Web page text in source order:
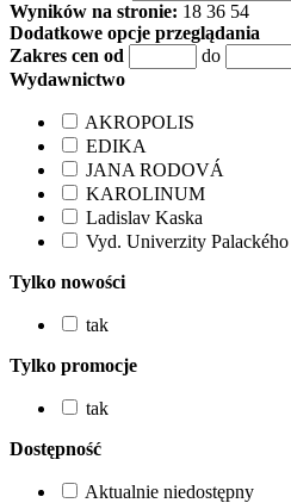
Wyników na stronie: 18 36 54
Dodatkowe opcje przeglądania
Zakres cen od
do
Wydawnictwo
AKROPOLIS
EDIKA
JANA RODOVÁ
KAROLINUM
Ladislav Kaska
Vyd. Univerzity Palackého
Tylko nowości
tak
Tylko promocje
tak
Dostępność
Aktualnie niedostępny